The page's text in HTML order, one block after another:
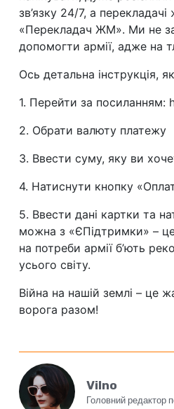
зв’язку 24/7, а
«Перекладач ЖМ». Ми не
допомогти армії, адже на
Ось детальна інструкція,
1. Перейти за посиланням:
2. Обрати валюту платежу
3. Ввести суму, яку ви
4. Натиснути кнопку
5. Ввести дані картки та
можна з «ЄПідтримки» – це
на потреби армії б’ють
усього світу.
Війна на нашій землі –
ворога разом!
Vilno
Головний редактор